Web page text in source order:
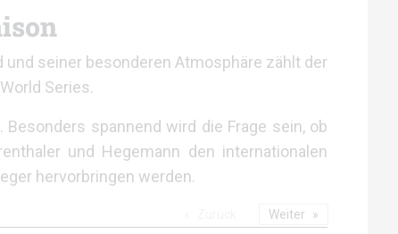
seiner besonderen Atmosphäre zählt der
Series.
spannend wird die Frage sein, ob
und Hegemann den internationalen
hervorbringen werden.
Weiter